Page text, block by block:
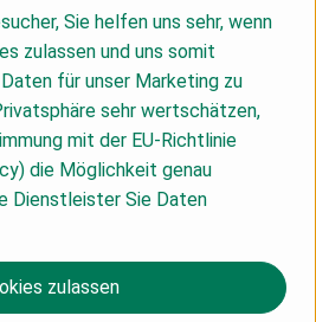
keinerlei schokoladigen
als ganzheitliches
Motto. In diesem Sinne verbindet
aus besten Zutaten mit
und den Aspekten von
Verantwortung. Das Bochumer
und Gesellschafter Andreas Meyer
Wiezoreck engagiert sich seit
fairen und biodynamisch-
der Dominikanischen Republik,
Sie helfen uns sehr, wenn
zulassen und uns somit
für unser Marketing zu
sehr wertschätzen,
mit der EU-Richtlinie
die Möglichkeit genau
Dienstleister Sie Daten
zulassen